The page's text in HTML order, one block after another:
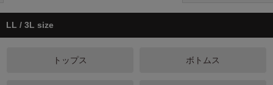
LL / 3L size
トップス ボトムス